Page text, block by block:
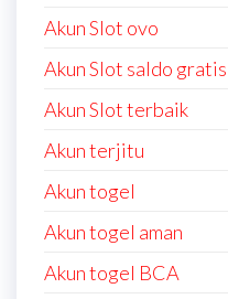
Akun Slot ovo
Akun Slot saldo gratis
Akun Slot terbaik
Akun terjitu
Akun togel
Akun togel aman
Akun togel BCA